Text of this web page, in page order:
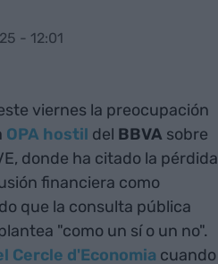
- 12:01
viernes la preocupación
OPA hostil del BBVA sobre
donde ha citado la pérdida
financiera como
que la consulta pública
"como un sí o un no".
Cercle d'Economia cuando